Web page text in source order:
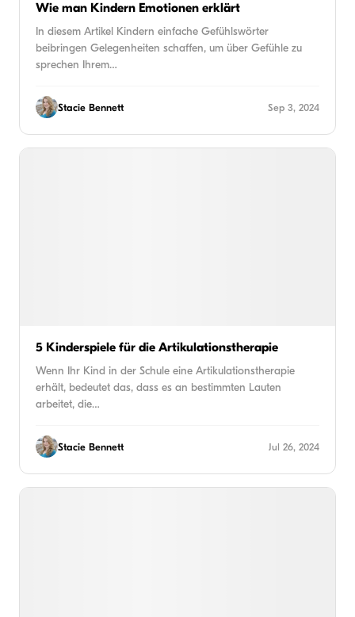
Wie man Kindern Emotionen erklärt
In diesem Artikel Kindern einfache Gefühlswörter
beibringen Gelegenheiten schaffen, um über Gefühle zu
sprechen Ihrem…
Stacie Bennett Sep 3, 2024
5 Kinderspiele für die Artikulationstherapie
Wenn Ihr Kind in der Schule eine Artikulationstherapie
erhält, bedeutet das, dass es an bestimmten Lauten
arbeitet, die…
Stacie Bennett Jul 26, 2024